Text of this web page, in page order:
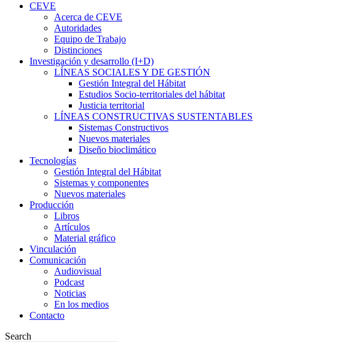
CEVE
Acerca de CEVE
Autoridades
Equipo de Trabajo
Distinciones
Investigación y desarrollo (I+D)
LÍNEAS SOCIALES Y DE GESTIÓN
Gestión Integral del Hábitat
Estudios Socio-territoriales del hábitat
Justicia territorial
LÍNEAS CONSTRUCTIVAS SUSTENTABLES
Sistemas Constructivos
Nuevos materiales
Diseño bioclimático
Tecnologías
Gestión Integral del Hábitat
Sistemas y componentes
Nuevos materiales
Producción
Libros
Artículos
Material gráfico
Vinculación
Comunicación
Audiovisual
Podcast
Noticias
En los medios
Contacto
Search